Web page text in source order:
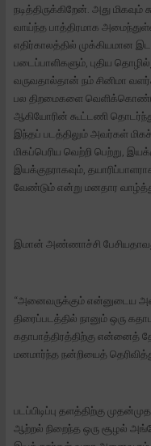
நடித்திருக்கிறேன். அது
வாய்ந்த பாத்திரமாக
எதிர்காலத்தில் முக்கியமான
படைப்பாளிகளும், புதிய
வருவதால்தான் நம் சினிமா
பல திறமைகளை
ஆகியோரின் கூட்டணி தொடர்ந்து
இந்தப் படத்திலும் அவர்கள்
மிகப்பெரிய வெற்றி பெற்று,
இயக்குநராகவும்,
வேண்டும் என்று மனதார
இமான் அண்ணாச்சி
“அனைவருக்கும் என்னுடைய
திரைப்படத்தில் நானும் ஒரு
கதாபாத்திரத்திற்கு என்னைத்
மனமார்ந்த நன்றியைத்
படப்பிடிப்பு தளத்திற்கு
ஆற்றல் நிறைந்த ஒரு சூழல்